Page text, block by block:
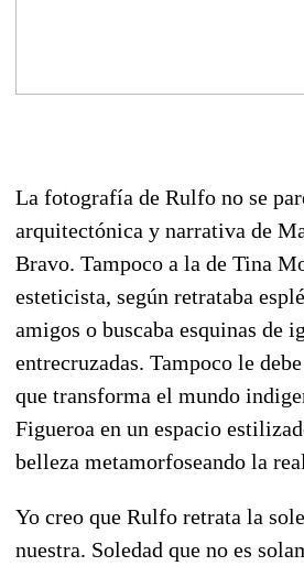
La fotografía de Rulfo no se
arquitectónica y narrativa de
Bravo. Tampoco a la de Tina
esteticista, según retrataba
amigos o buscaba esquinas de
entrecruzadas. Tampoco le
que transforma el mundo
Figueroa en un espacio
belleza metamorfoseando la
Yo creo que Rulfo retrata la
nuestra. Soledad que no es